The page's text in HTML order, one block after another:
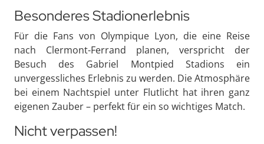
Besonderes Stadionerlebnis
Für die Fans von Olympique Lyon, die eine Reise
nach Clermont-Ferrand planen, verspricht der
Besuch des Gabriel Montpied Stadions ein
unvergessliches Erlebnis zu werden. Die Atmosphäre
bei einem Nachtspiel unter Flutlicht hat ihren ganz
eigenen Zauber – perfekt für ein so wichtiges Match.
Nicht verpassen!